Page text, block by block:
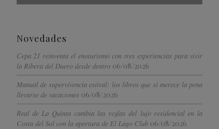
Novedades
Cepa 21 reinventa el enoturismo con tres experiencias para vivir
la Ribera del Duero desde dentro 06/08/2026
Manual de supervivencia estival: los libros que sí merece la pena
llevarse de vacaciones 06/08/2026
Real de La Quinta cambia las reglas del lujo residencial en la
Costa del Sol con la apertura de El Lago Club 06/08/2026